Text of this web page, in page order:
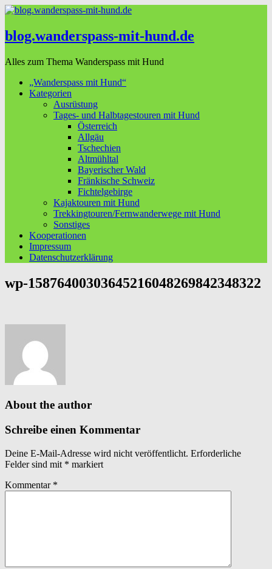
blog.wanderspass-mit-hund.de
Alles zum Thema Wanderspass mit Hund
„Wanderspass mit Hund“
Kategorien
Ausrüstung
Tages- und Halbtagestouren mit Hund
Österreich
Allgäu
Tschechien
Altmühltal
Bayerischer Wald
Fränkische Schweiz
Fichtelgebirge
Kajaktouren mit Hund
Trekkingtouren/Fernwanderwege mit Hund
Sonstiges
Kooperationen
Impressum
Datenschutzerklärung
wp-15876400303645216048269842348322
About the author
Schreibe einen Kommentar
Deine E-Mail-Adresse wird nicht veröffentlicht. Erforderliche
Felder sind mit * markiert
Kommentar *